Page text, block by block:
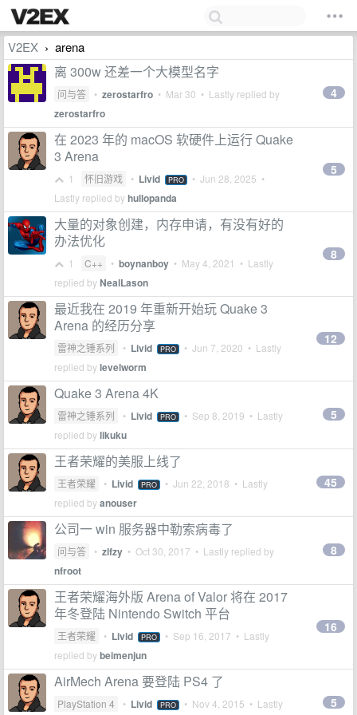
V2EX › arena
离 300w 还差一个大模型名字
问与答 • zerostarfro • Mar 30 • Lastly replied by
zerostarfro
4
在 2023 年的 macOS 软硬件上运行 Quake
3 Arena
1 怀旧游戏 • Livid PRO • Jun 28, 2025 •
Lastly replied byhullopanda
5
大量的对象创建，内存申请，有没有好的
办法优化
1 C++ • boynanboy • May 4, 2021 • Lastly
replied byNealLason
8
最近我在 2019 年重新开始玩 Quake 3
Arena 的经历分享
雷神之锤系列 • Livid PRO • Jun 7, 2020 • Lastly
replied bylevelworm
12
Quake 3 Arena 4K
雷神之锤系列 • Livid PRO • Sep 8, 2019 • Lastly
replied bylikuku
5
王者荣耀的美服上线了
王者荣耀 • Livid PRO • Jun 22, 2018 • Lastly
replied byanouser
45
公司一 win 服务器中勒索病毒了
问与答 • zlfzy • Oct 30, 2017 • Lastly replied by
nfroot
8
王者荣耀海外版 Arena of Valor 将在 2017
年冬登陆 Nintendo Switch 平台
王者荣耀 • Livid PRO • Sep 16, 2017 • Lastly
replied bybeimenjun
16
AirMech Arena 要登陆 PS4 了
PlayStation 4 • Livid PRO • Nov 4, 2015 • Lastly 5